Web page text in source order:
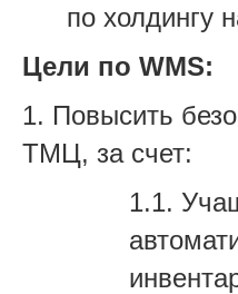
по холдингу
Цели по WMS:
1. Повысить
ТМЦ, за счет:
1.1.